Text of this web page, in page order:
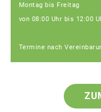
Montag bis Freitag
von 08:00 Uhr bis 12:00
Termine nach